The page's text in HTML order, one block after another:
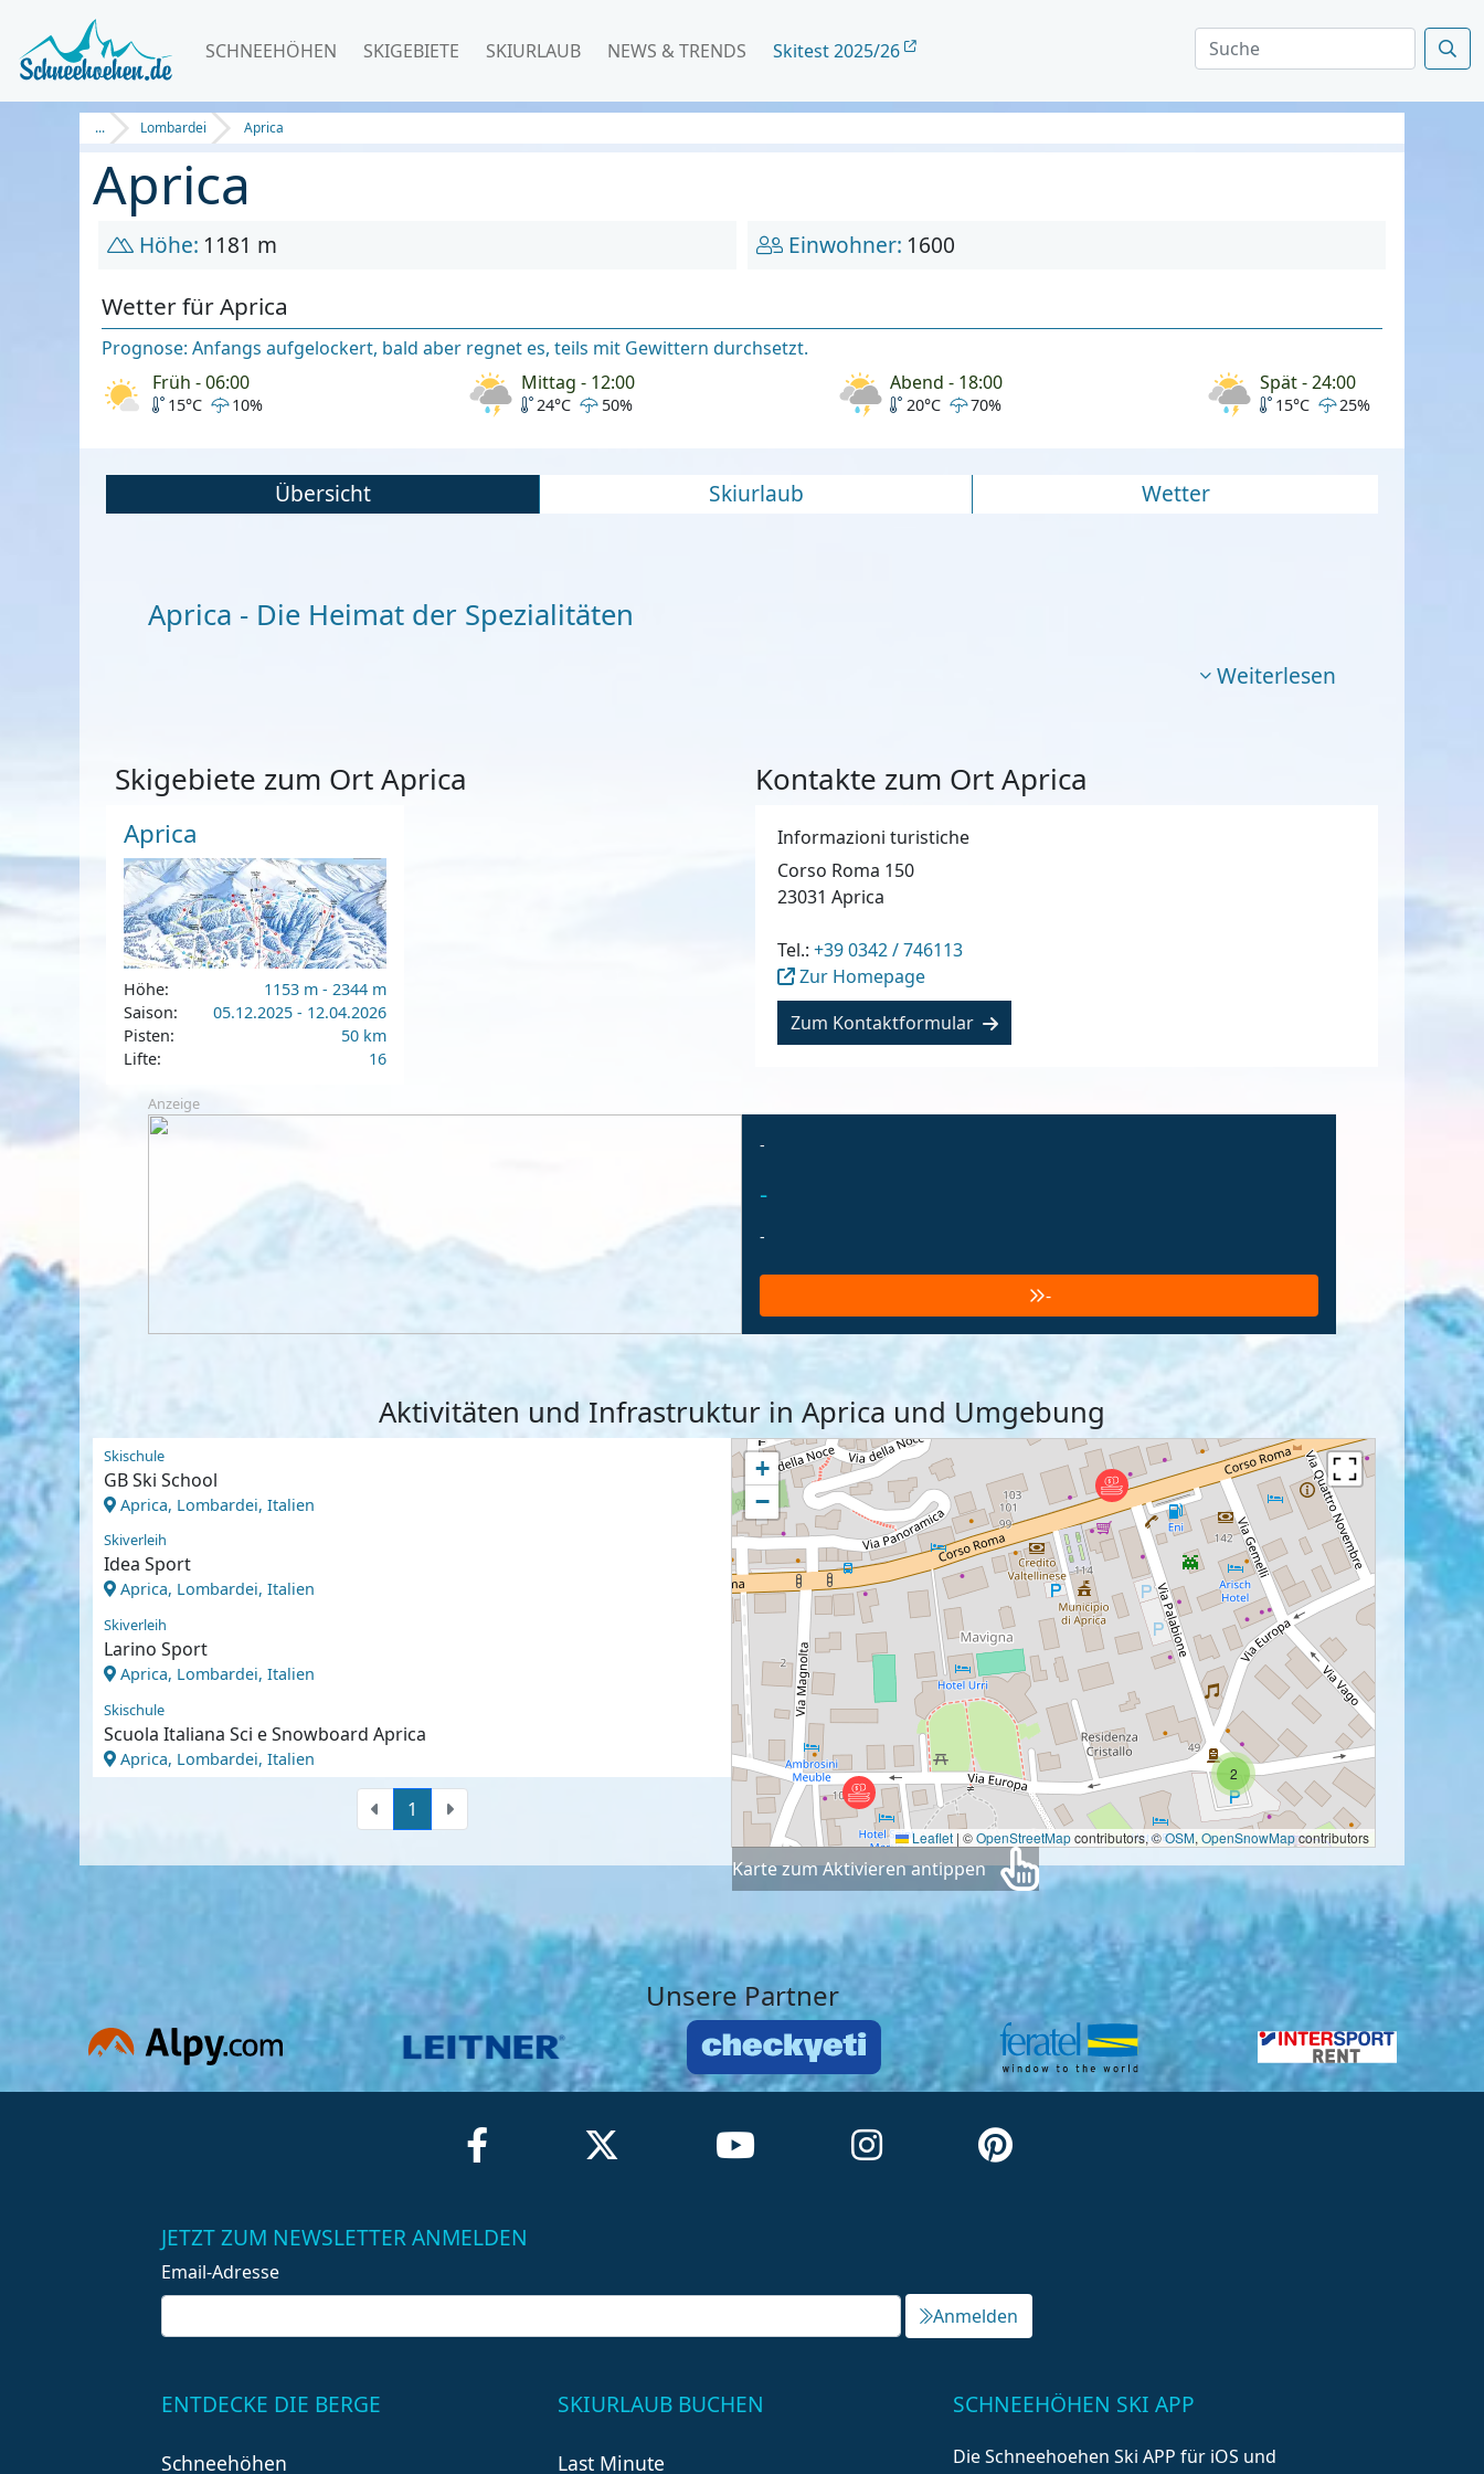
SCHNEEHÖHEN SKIGEBIETE SKIURLAUB NEWS & TRENDS Skitest 2025/26
... Lombardei Aprica
Aprica
Höhe: 1181 m Einwohner: 1600
Wetter für Aprica
Prognose: Anfangs aufgelockert, bald aber regnet es, teils mit Gewittern durchsetzt.
Früh - 06:00
15°C 10%
Mittag - 12:00
24°C 50%
Abend - 18:00
20°C 70%
Spät - 24:00
15°C 25%
Übersicht Skiurlaub Wetter
Aprica - Die Heimat der Spezialitäten
Weiterlesen
Skigebiete zum Ort Aprica
Aprica
Höhe:
1153 m - 2344 m
Saison:
05.12.2025 - 12.04.2026
Pisten:
50 km
Lifte:
16
Kontakte zum Ort Aprica
Informazioni turistiche
Corso Roma 150
23031 Aprica
Tel.: +39 0342 / 746113
Zur Homepage
Zum Kontaktformular
Anzeige
-
-
-
-
Aktivitäten und Infrastruktur in Aprica und Umgebung
Skischule
GB Ski School
Aprica, Lombardei, Italien
Skiverleih
Idea Sport
Aprica, Lombardei, Italien
Skiverleih
Larino Sport
Aprica, Lombardei, Italien
Skischule
Scuola Italiana Sci e Snowboard Aprica
Aprica, Lombardei, Italien
1
2
+
−
Leaflet | ©OpenStreetMapcontributors, ©OSM, OpenSnowMapcontributors
Karte zum Aktivieren antippen
Unsere Partner
JETZT ZUM NEWSLETTER ANMELDEN
Email-Adresse
Anmelden
ENTDECKE DIE BERGE
Schneehöhen
SKIURLAUB BUCHEN
Last Minute
SCHNEEHÖHEN SKI APP
Die Schneehoehen Ski APP für iOS und